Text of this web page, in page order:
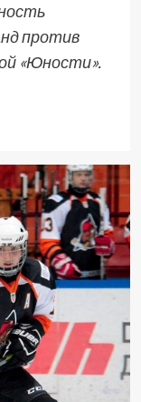
против
«Юности».